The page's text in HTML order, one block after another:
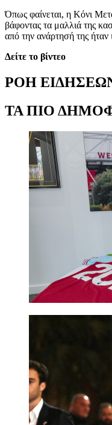
Όπως φαίνεται, η Κόνι
βάφοντας τα μαλλιά της
από την ανάρτησή της ήταν
Δείτε το βίντεο
ΡΟΗ
ΤΑ ΠΙΟ